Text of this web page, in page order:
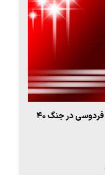
ببینید| لحظه بمباران خیابان فردوسی در جنگ ۴۰